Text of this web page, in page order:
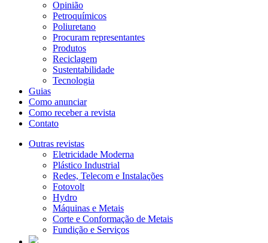
Opinião
Petroquímicos
Poliuretano
Procuram representantes
Produtos
Reciclagem
Sustentabilidade
Tecnologia
Guias
Como anunciar
Como receber a revista
Contato
Outras revistas
Eletricidade Moderna
Plástico Industrial
Redes, Telecom e Instalações
Fotovolt
Hydro
Máquinas e Metais
Corte e Conformação de Metais
Fundição e Serviços